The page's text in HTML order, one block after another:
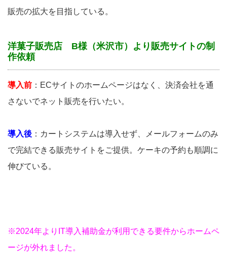
販売の拡大を目指している。
洋菓子販売店 B様（米沢市）より販売サイトの制
作依頼
導入前 ：ECサイトのホームページはなく、決済会社を通
さないでネット販売を行いたい。
導入後 ：カートシステムは導入せず、メールフォームのみ
で完結できる販売サイトをご提供。ケーキの予約も順調に
伸びている。
※2024年よりIT導入補助金が利用できる要件からホームペ
ージが外れました。